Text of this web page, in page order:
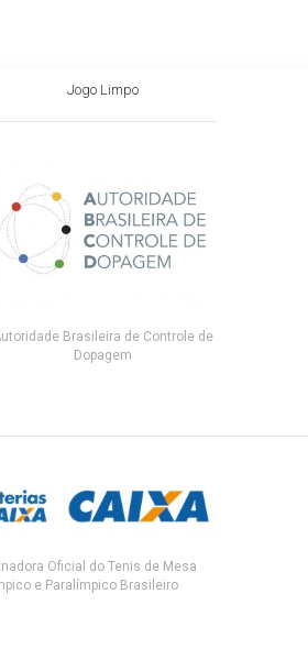
Jogo Limpo
Brasileira de Controle de
Dopagem
Oficial do Tenis de Mesa
e Paralímpico Brasileiro